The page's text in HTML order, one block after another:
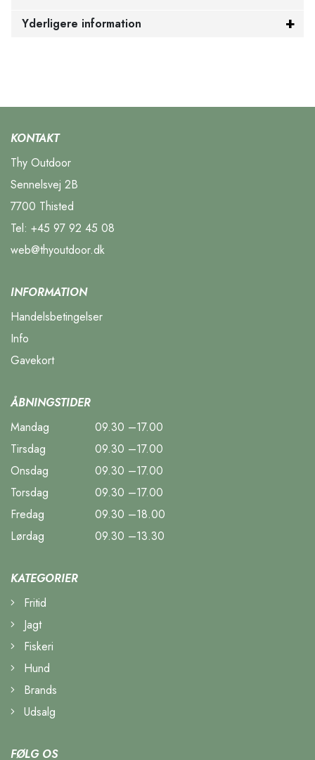
Yderligere information
KONTAKT
Thy Outdoor
Sennelsvej 2B
7700 Thisted
Tel: +45 97 92 45 08
web@thyoutdoor.dk
INFORMATION
Handelsbetingelser
Info
Gavekort
ÅBNINGSTIDER
Mandag
09.30 –17.00
Tirsdag
09.30 –17.00
Onsdag
09.30 –17.00
Torsdag
09.30 –17.00
Fredag
09.30 –18.00
Lørdag
09.30 –13.30
KATEGORIER
Fritid
Jagt
Fiskeri
Hund
Brands
Udsalg
FØLG OS